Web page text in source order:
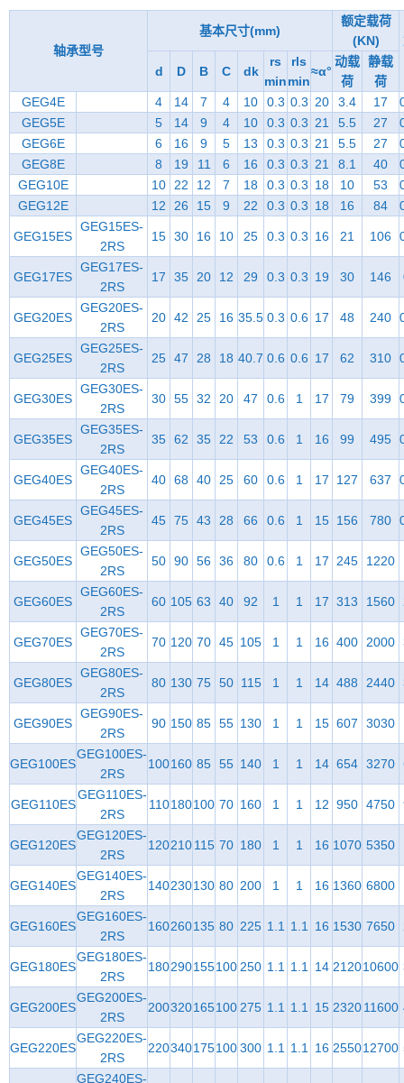
轴承型号
基本尺寸(mm)
额定载荷
(KN)
d D B C dk
rs
min
rls
min
≈α°
动载
荷
静载
荷
GEG4E
4 14 7 4 10 0.3 0.3 20 3.4 17
GEG5E
5 14 9 4 10 0.3 0.3 21 5.5 27
GEG6E
6 16 9 5 13 0.3 0.3 21 5.5 27
GEG8E
8 19 11 6 16 0.3 0.3 21 8.1 40
GEG10E
10 22 12 7 18 0.3 0.3 18 10 53
GEG12E
12 26 15 9 22 0.3 0.3 18 16 84
GEG15ES
GEG15ES-
2RS
15 30 16 10 25 0.3 0.3 16 21 106
GEG17ES
GEG17ES-
2RS
17 35 20 12 29 0.3 0.3 19 30 146
GEG20ES
GEG20ES-
2RS
20 42 25 16 35.5 0.3 0.6 17 48 240
GEG25ES
GEG25ES-
2RS
25 47 28 18 40.7 0.6 0.6 17 62 310
GEG30ES
GEG30ES-
2RS
30 55 32 20 47 0.6 1 17 79 399
GEG35ES
GEG35ES-
2RS
35 62 35 22 53 0.6 1 16 99 495
GEG40ES
GEG40ES-
2RS
40 68 40 25 60 0.6 1 17 127 637
GEG45ES
GEG45ES-
2RS
45 75 43 28 66 0.6 1 15 156 780
GEG50ES
GEG50ES-
2RS
50 90 56 36 80 0.6 1 17 245 1220
GEG60ES
GEG60ES-
2RS
60 105 63 40 92 1 1 17 313 1560
GEG70ES
GEG70ES-
2RS
70 120 70 45 105 1 1 16 400 2000
GEG80ES
GEG80ES-
2RS
80 130 75 50 115 1 1 14 488 2440
GEG90ES
GEG90ES-
2RS
90 150 85 55 130 1 1 15 607 3030
GEG100ES
GEG100ES-
2RS
100160 85 55 140 1 1 14 654 3270
GEG110ES
GEG110ES-
2RS
110180100 70 160 1 1 12 950 4750
GEG120ES
GEG120ES-
2RS
120210115 70 180 1 1 16 1070 5350
GEG140ES
GEG140ES-
2RS
140230130 80 200 1 1 16 1360 6800
GEG160ES
GEG160ES-
2RS
160260135 80 225 1.1 1.1 16 1530 7650
GEG180ES
GEG180ES-
2RS
180290155100 250 1.1 1.1 14 212010600
GEG200ES
GEG200ES-
2RS
200320165100 275 1.1 1.1 15 232011600
GEG220ES
GEG220ES-
2RS
220340175100300 1.1 1.1 16 255012700
GEG240ES-